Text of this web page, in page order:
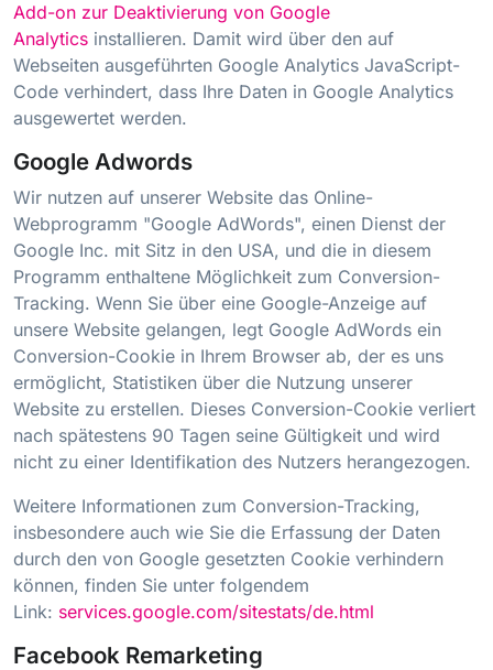
Add-on zur Deaktivierung von Google
Analytics installieren. Damit wird über den auf
Webseiten ausgeführten Google Analytics JavaScript-
Code verhindert, dass Ihre Daten in Google Analytics
ausgewertet werden.
Google Adwords
Wir nutzen auf unserer Website das Online-
Webprogramm "Google AdWords", einen Dienst der
Google Inc. mit Sitz in den USA, und die in diesem
Programm enthaltene Möglichkeit zum Conversion-
Tracking. Wenn Sie über eine Google-Anzeige auf
unsere Website gelangen, legt Google AdWords ein
Conversion-Cookie in Ihrem Browser ab, der es uns
ermöglicht, Statistiken über die Nutzung unserer
Website zu erstellen. Dieses Conversion-Cookie verliert
nach spätestens 90 Tagen seine Gültigkeit und wird
nicht zu einer Identifikation des Nutzers herangezogen.
Weitere Informationen zum Conversion-Tracking,
insbesondere auch wie Sie die Erfassung der Daten
durch den von Google gesetzten Cookie verhindern
können, finden Sie unter folgendem
Link: services.google.com/sitestats/de.html
Facebook Remarketing